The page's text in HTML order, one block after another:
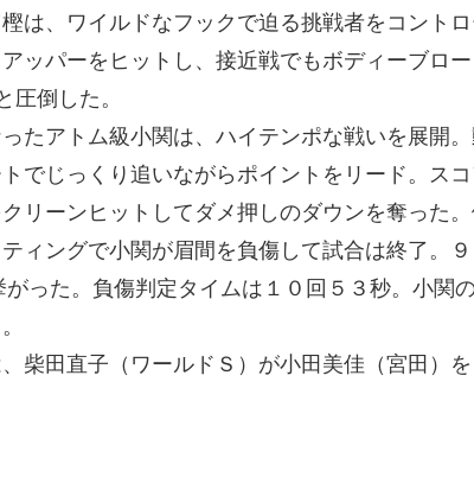
は、ワイルドなフックで迫る挑戦者をコント
ッパーをヒットし、接近戦でもボディーブロ
倒した。
たアトム級小関は、ハイテンポな戦いを展開
でじっくり追いながらポイントをリード。ス
リーンヒットしてダメ押しのダウンを奪った
ィングで小関が眉間を負傷して試合は終了。
った。負傷判定タイムは１０回５３秒。小関
柴田直子（ワールドＳ）が小田美佳（宮田）